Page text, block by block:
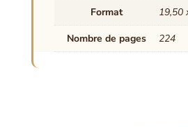
Format
19,50
Nombre de pages
224